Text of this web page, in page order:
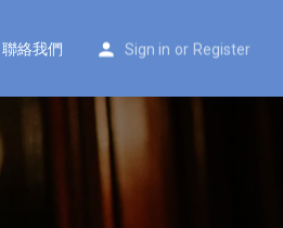
聯絡我們 Sign in or Register